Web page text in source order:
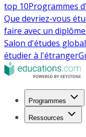
top 10Programmes
Que devriez-vous
faire avec un
Salon d'études global
étudier à l'étranger
Programmes
Ressources